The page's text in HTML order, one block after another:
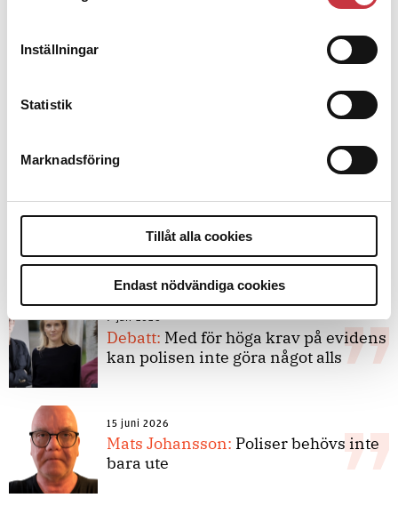
Inställningar
Statistik
Marknadsföring
Tillåt alla cookies
Endast nödvändiga cookies
Replik:Det är inte evidenskrav som
bakbinder polisen
7 juli 2026
Debatt: Med för höga krav på evidens
kan polisen inte göra något alls
15 juni 2026
Mats Johansson: Poliser behövs inte
bara ute